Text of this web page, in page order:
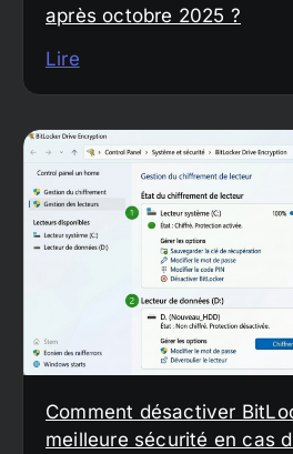
après octobre 2025 ?
Lire
Comment désactiver
meilleure sécurité en cas